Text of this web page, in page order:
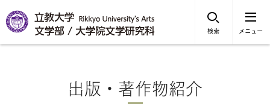
検索 メニュー
出版・著作物紹介